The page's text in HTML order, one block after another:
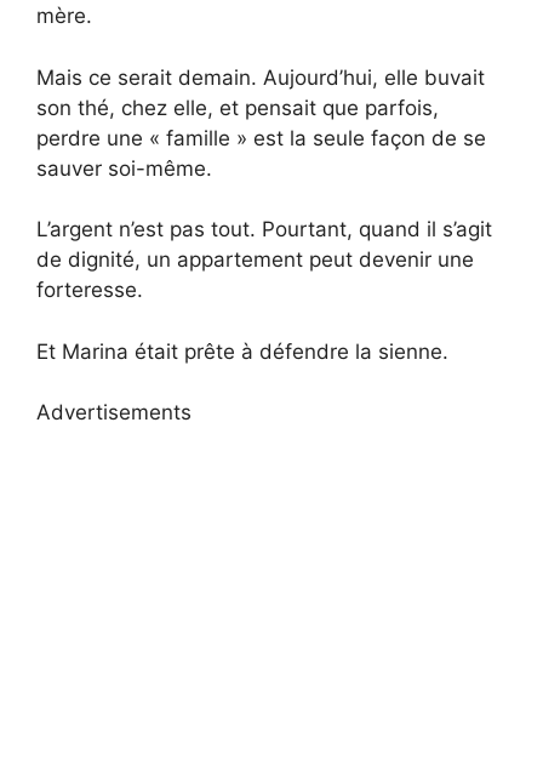
mère.
Mais ce serait demain. Aujourd’hui, elle buvait
son thé, chez elle, et pensait que parfois,
perdre une « famille » est la seule façon de se
sauver soi-même.
L’argent n’est pas tout. Pourtant, quand il s’agit
de dignité, un appartement peut devenir une
forteresse.
Et Marina était prête à défendre la sienne.
Advertisements